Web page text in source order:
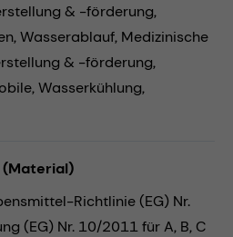
& -förderung,
Wasserablauf, Medizinische
& -förderung,
Wasserkühlung,
(Material)
Richtlinie (EG) Nr.
(EG) Nr. 10/2011 für A, B, C